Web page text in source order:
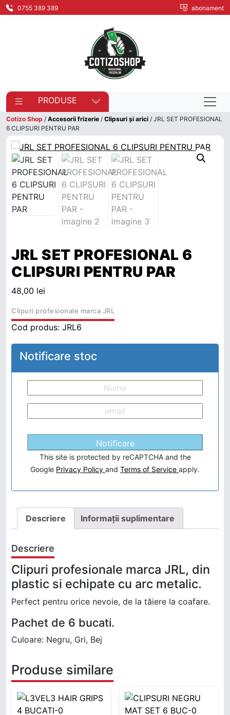
0755 389 389 abonament
PRODUSE
Cotizo Shop / Accesorii frizerie / Clipsuri și arici / JRL SET PROFESIONAL
6 CLIPSURI PENTRU PAR
JRL SET PROFESIONAL 6
CLIPSURI PENTRU PAR
48,00 lei
Clipuri profesionale marca JRL
Cod produs: JRL6
Notificare stoc
Notificare
This site is protected by reCAPTCHA and the
Google Privacy Policy and Terms of Service apply.
Descriere Informații suplimentare
Descriere
Clipuri profesionale marca JRL, din
plastic si echipate cu arc metalic.
Perfect pentru orice nevoie, de la tăiere la coafare.
Pachet de 6 bucati.
Culoare: Negru, Gri, Bej
Produse similare